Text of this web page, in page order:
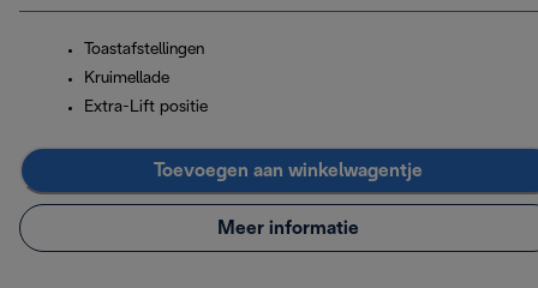
Toastafstellingen
Kruimellade
Extra-Lift positie
Toevoegen aan winkelwagentje
Meer informatie